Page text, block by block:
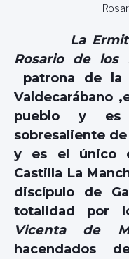
La
Rosario de los
patrona de la
Valdecarábano
pueblo y es
sobresaliente de
y es el único
Castilla La
discípulo de
totalidad por
Vicenta de
hacendados